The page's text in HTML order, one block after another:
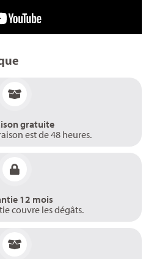
gratuite
est de 48 heures.
12 mois
couvre les dégâts.